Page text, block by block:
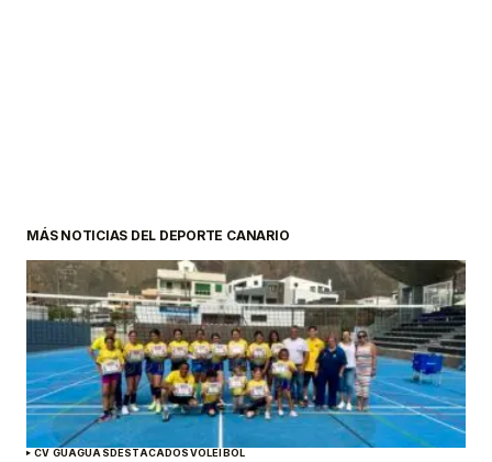
MÁS NOTICIAS DEL DEPORTE CANARIO
CV GUAGUASDESTACADOSVOLEIBOL